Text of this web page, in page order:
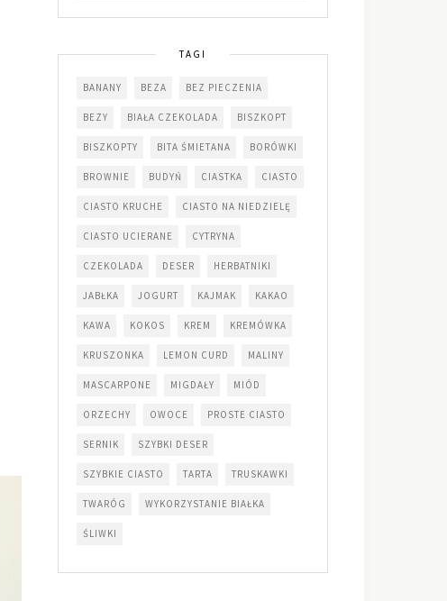
TAGI
BANANY BEZA BEZ PIECZENIA
BEZY BIAŁA CZEKOLADA BISZKOPT
BISZKOPTY BITA ŚMIETANA BORÓWKI
BROWNIE BUDYŃ CIASTKA CIASTO
CIASTO KRUCHE CIASTO NA NIEDZIELĘ
CIASTO UCIERANE CYTRYNA
CZEKOLADA DESER HERBATNIKI
JABŁKA JOGURT KAJMAK KAKAO
KAWA KOKOS KREM KREMÓWKA
KRUSZONKA LEMON CURD MALINY
MASCARPONE MIGDAŁY MIÓD
ORZECHY OWOCE PROSTE CIASTO
SERNIK SZYBKI DESER
SZYBKIE CIASTO TARTA TRUSKAWKI
TWARÓG WYKORZYSTANIE BIAŁKA
ŚLIWKI